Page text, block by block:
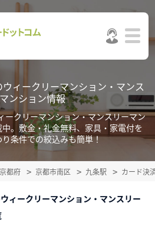
ィークリーマンション・マンス
ンション情報
ークリーマンション・マンスリーマン
。敷金・礼金無料、家具・家電付を
条件での絞込みも簡単！
京都府 京都市南区 九条駅 カード決
ィークリーマンション・マンスリー